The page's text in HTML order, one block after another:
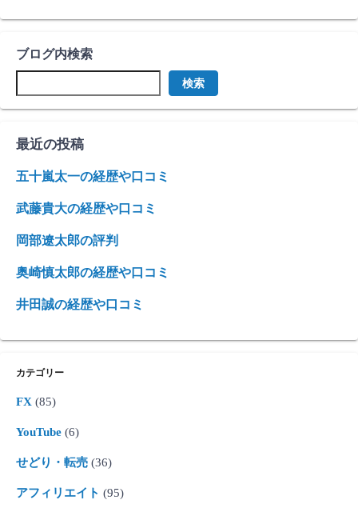
ブログ内検索
検索
最近の投稿
五十嵐太一の経歴や口コミ
武藤貴大の経歴や口コミ
岡部遼太郎の評判
奥崎慎太郎の経歴や口コミ
井田誠の経歴や口コミ
カテゴリー
FX (85)
YouTube (6)
せどり・転売 (36)
アフィリエイト (95)